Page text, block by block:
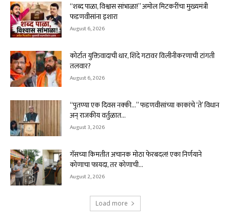
“शब्द पाळा, विश्वास सांभाळा!” अमोल मिटकरींचा मुख्यमंत्री
फडणवीसांना इशारा
August 6, 2026
कोर्टात युक्तिवादाची धार, शिंदे गटावर विलीनीकरणाची टांगती
तलवार?
August 6, 2026
“पुतण्या एक दिवस नक्की…” फडणवीसांच्या काकांचे ‘ते’ विधान
अन् राजकीय वर्तुळात...
August 3, 2026
गॅसच्या किमतीत अचानक मोठा फेरबदल! एका निर्णयाने
कोणाचा फायदा, तर कोणाची...
August 2, 2026
Load more